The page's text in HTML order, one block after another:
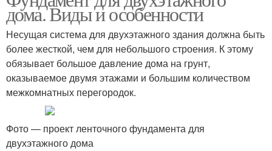
дома. Виды и особенности
Несущая система для двухэтажного здания должна быть
более жесткой, чем для небольшого строения. К этому
обязывает большое давление дома на грунт,
оказываемое двумя этажами и большим количеством
межкомнатных перегородок.
Фото — проект ленточного фундамента для
двухэтажного дома